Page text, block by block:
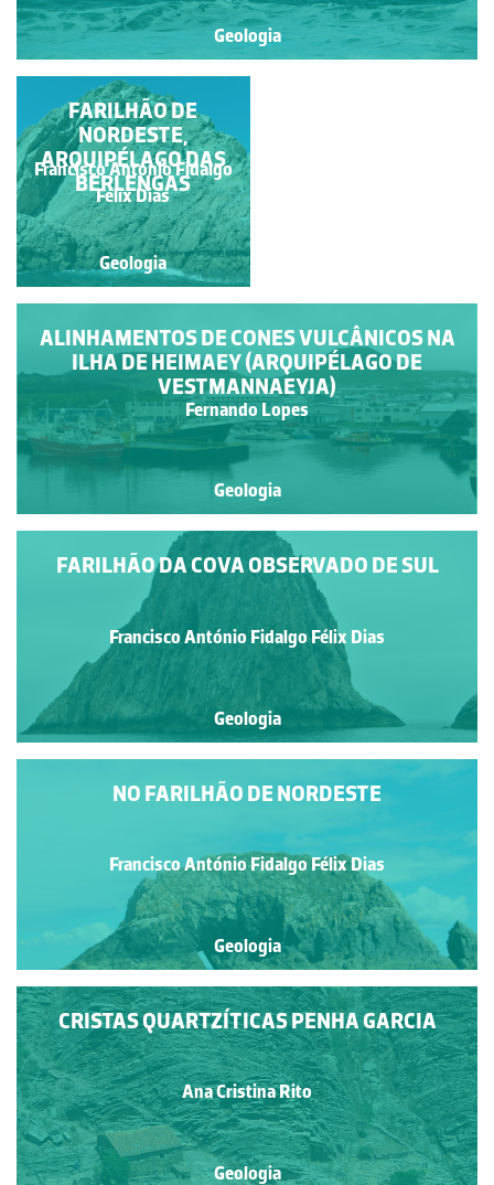
Geologia
HOMENAGEM A
CARLOS FREIRE DE
ANDRADE
Francisco António Fidalgo
Félix Dias
Geologia
ALINHAMENTOS DE CONES VULCÂNICOS NA
ILHA DE HEIMAEY (ARQUIPÉLAGO DE
VESTMANNAEYJA)
Fernando Lopes
Geologia
FARILHÃO DA COVA OBSERVADO DE SUL
Francisco António Fidalgo Félix Dias
Geologia
FARILHÃO DE
NORDESTE,
ARQUIPÉLAGO DAS
BERLENGAS
Francisco António Fidalgo
Félix Dias
Geologia
NO FARILHÃO DE NORDESTE
Francisco António Fidalgo Félix Dias
Geologia
CRISTAS QUARTZÍTICAS PENHA GARCIA
Ana Cristina Rito
Geologia